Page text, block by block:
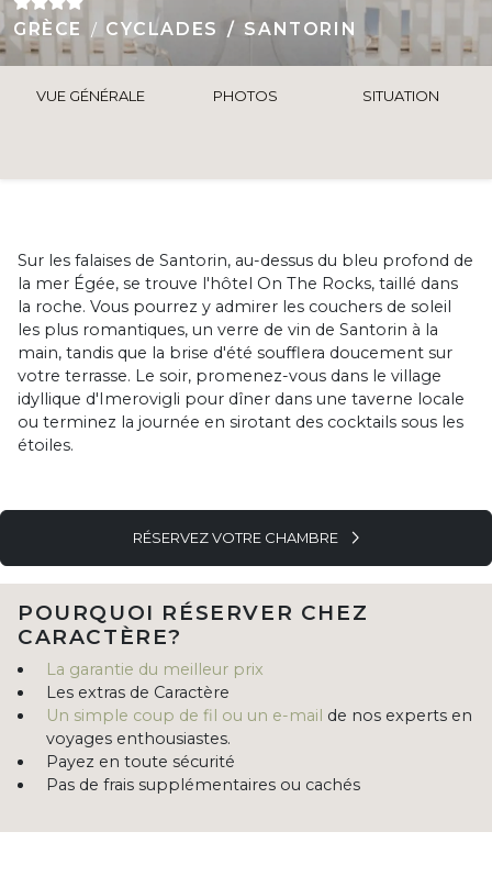
GRÈCE CYCLADES SANTORIN
VUE GÉNÉRALE PHOTOS SITUATION
Sur les falaises de Santorin, au-dessus du bleu profond de
la mer Égée, se trouve l'hôtel On The Rocks, taillé dans
la roche. Vous pourrez y admirer les couchers de soleil
les plus romantiques, un verre de vin de Santorin à la
main, tandis que la brise d'été soufflera doucement sur
votre terrasse. Le soir, promenez-vous dans le village
idyllique d'Imerovigli pour dîner dans une taverne locale
ou terminez la journée en sirotant des cocktails sous les
étoiles.
RÉSERVEZ VOTRE CHAMBRE
POURQUOI RÉSERVER CHEZ
CARACTÈRE?
La garantie du meilleur prix
Les extras de Caractère
Un simple coup de fil ou un e-mail de nos experts en
voyages enthousiastes.
Payez en toute sécurité
Pas de frais supplémentaires ou cachés